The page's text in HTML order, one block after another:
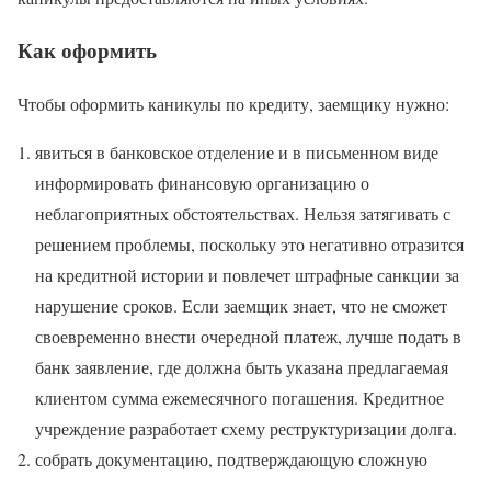
Как оформить
Чтобы оформить каникулы по кредиту, заемщику нужно:
явиться в банковское отделение и в письменном виде
информировать финансовую организацию о
неблагоприятных обстоятельствах. Нельзя затягивать с
решением проблемы, поскольку это негативно отразится
на кредитной истории и повлечет штрафные санкции за
нарушение сроков. Если заемщик знает, что не сможет
своевременно внести очередной платеж, лучше подать в
банк заявление, где должна быть указана предлагаемая
клиентом сумма ежемесячного погашения. Кредитное
учреждение разработает схему реструктуризации долга.
собрать документацию, подтверждающую сложную